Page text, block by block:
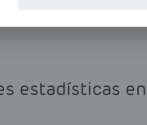
estadísticas